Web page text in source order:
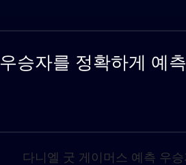
승자를 정확하게 예측